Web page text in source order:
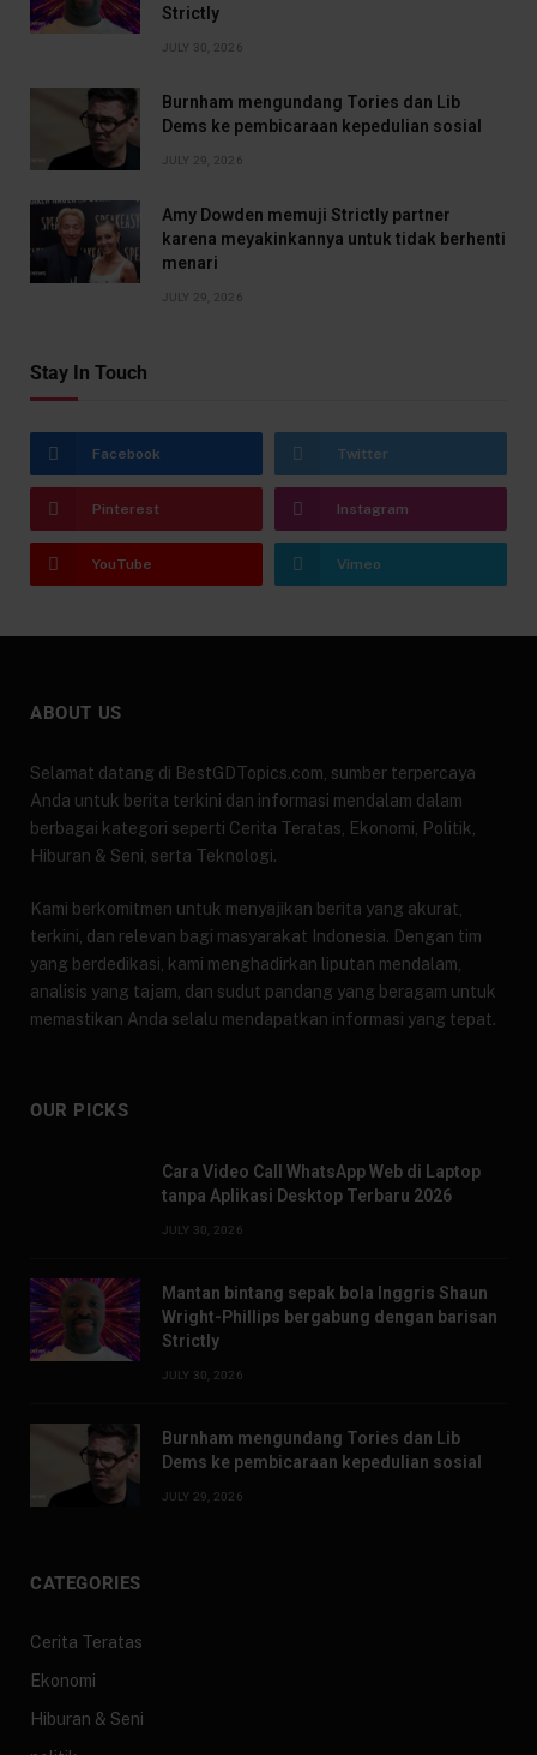
Strictly
JULY 30, 2026
Burnham mengundang Tories dan Lib
Dems ke pembicaraan kepedulian sosial
JULY 29, 2026
Amy Dowden memuji Strictly partner
karena meyakinkannya untuk tidak berhenti
menari
JULY 29, 2026
Stay In Touch
Facebook Twitter
Pinterest Instagram
YouTube Vimeo
ABOUT US
Selamat datang di BestGDTopics.com, sumber terpercaya
Anda untuk berita terkini dan informasi mendalam dalam
berbagai kategori seperti Cerita Teratas, Ekonomi, Politik,
Hiburan & Seni, serta Teknologi.
Kami berkomitmen untuk menyajikan berita yang akurat,
terkini, dan relevan bagi masyarakat Indonesia. Dengan tim
yang berdedikasi, kami menghadirkan liputan mendalam,
analisis yang tajam, dan sudut pandang yang beragam untuk
memastikan Anda selalu mendapatkan informasi yang tepat.
OUR PICKS
Cara Video Call WhatsApp Web di Laptop
tanpa Aplikasi Desktop Terbaru 2026
JULY 30, 2026
Mantan bintang sepak bola Inggris Shaun
Wright-Phillips bergabung dengan barisan
Strictly
JULY 30, 2026
Burnham mengundang Tories dan Lib
Dems ke pembicaraan kepedulian sosial
JULY 29, 2026
CATEGORIES
Cerita Teratas
Ekonomi
Hiburan & Seni